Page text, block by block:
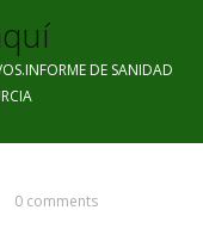
DE SANIDAD
0 comments